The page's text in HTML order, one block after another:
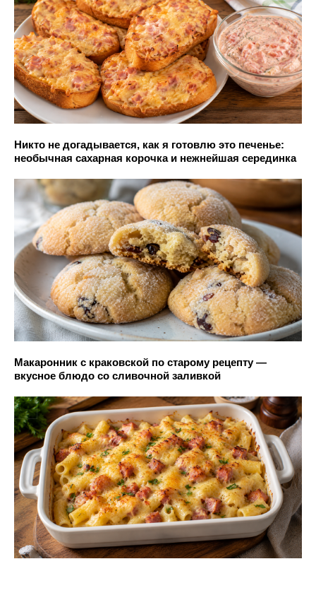
Никто не догадывается, как я готовлю это печенье:
необычная сахарная корочка и нежнейшая серединка
Макаронник с краковской по старому рецепту —
вкусное блюдо со сливочной заливкой